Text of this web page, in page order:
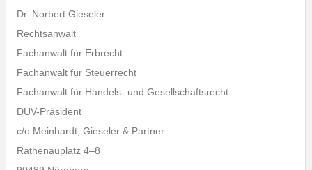
Dr. Norbert Gieseler
Rechtsanwalt
Fachanwalt für Erbrecht
Fachanwalt für Steuerrecht
Fachanwalt für Handels- und Gesellschaftsrecht
DUV-Präsident
c/o Meinhardt, Gieseler & Partner
Rathenauplatz 4–8